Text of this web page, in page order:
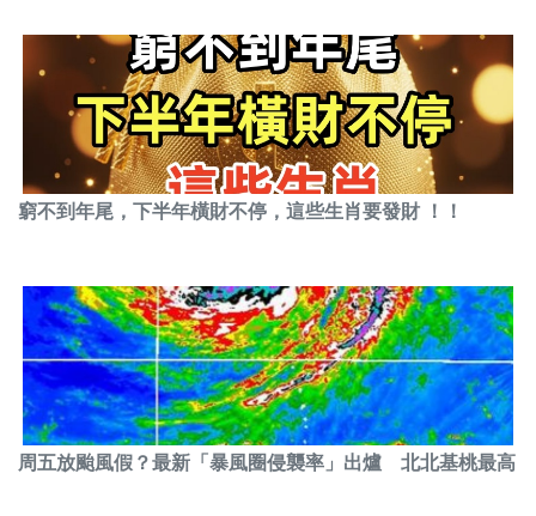
窮不到年尾，下半年橫財不停，這些生肖要發財 ！！
周五放颱風假？最新「暴風圈侵襲率」出爐 北北基桃最高